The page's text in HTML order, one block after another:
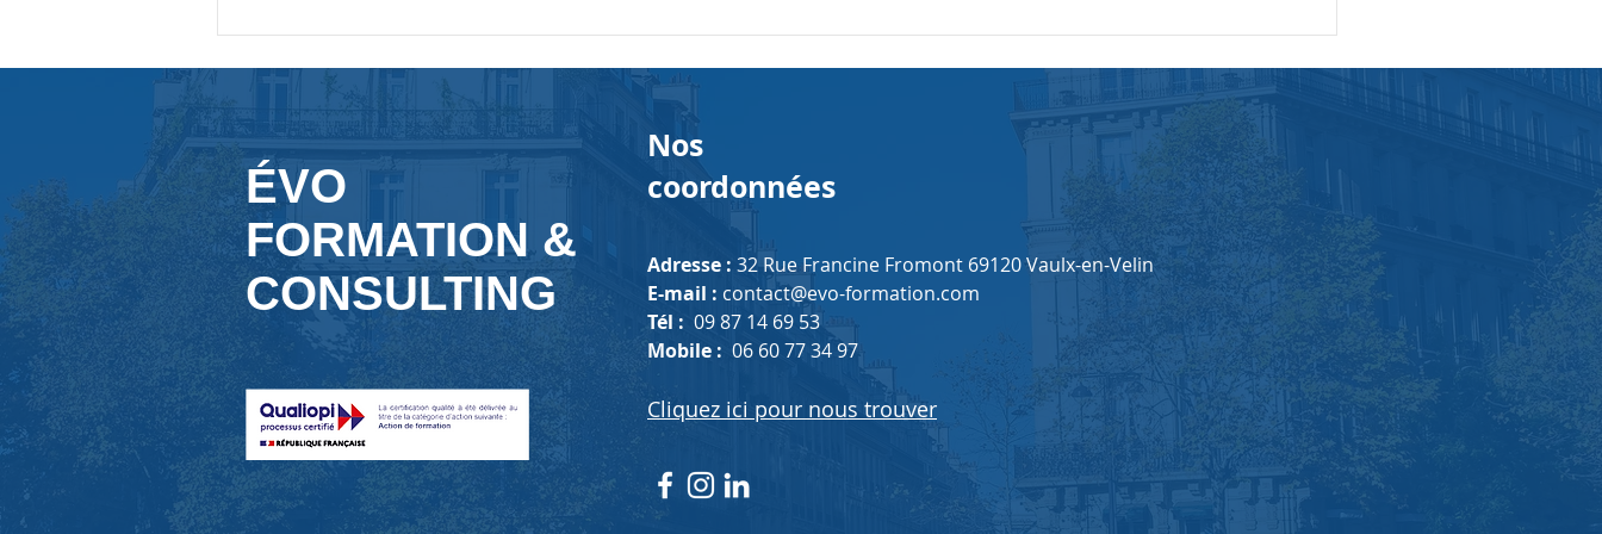
recruter. Mais aujourd'hui,
très impactant existe : le silence
organisationnel.
sоn dоmaine ?
ÉVO
FORMATION &
CONSULTING
Nos
coordonnées
Adresse : 32 Rue Francine Fromont 69120 Vaulx-en-Velin
E-mail : contact@evo-formation.com
Tél : 09 87 14 69 53
Mobile : 06 60 77 34 97
Cliquez ici pour nous trouver